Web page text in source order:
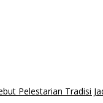
Pelestarian Tradisi